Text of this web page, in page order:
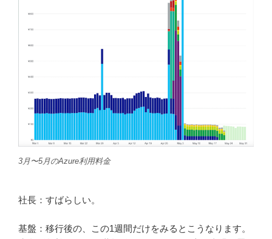
3月〜5月のAzure利用料金
社長：すばらしい。
基盤：移行後の、この1週間だけをみるとこうなります。